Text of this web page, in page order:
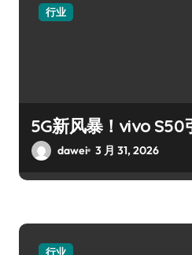
行业
5G新风暴！vivo S50
dawei 3 月 31, 2026
行业